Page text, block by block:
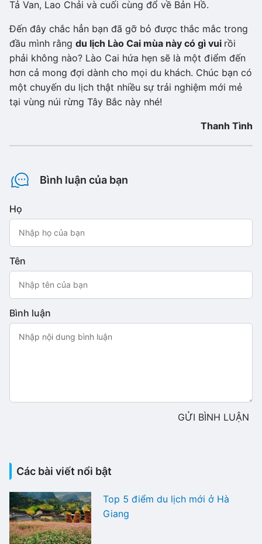
Tả Van, Lao Chải và cuối cùng đổ về Bản Hồ.
Đến đây chắc hẳn bạn đã gỡ bỏ được thắc mắc trong
đầu mình rằng du lịch Lào Cai mùa này có gì vui rồi
phải không nào? Lào Cai hứa hẹn sẽ là một điểm đến
hơn cả mong đợi dành cho mọi du khách. Chúc bạn có
một chuyến du lịch thật nhiều sự trải nghiệm mới mẻ
tại vùng núi rừng Tây Bắc này nhé!
Thanh Tình
Bình luận của bạn
Họ
Tên
Bình luận
GỬI BÌNH LUẬN
Các bài viết nổi bật
Top 5 điểm du lịch mới ở Hà
Giang